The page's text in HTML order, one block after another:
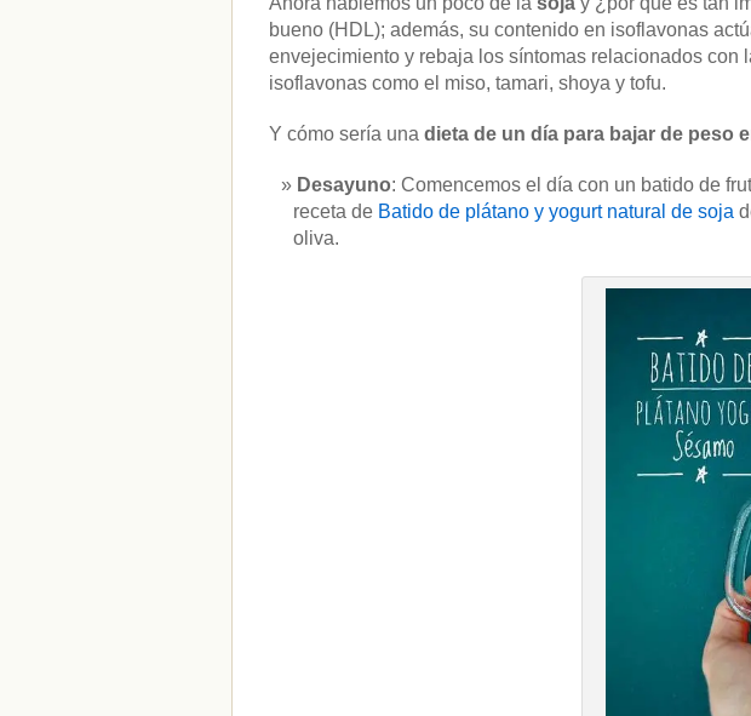
bueno (HDL); además, su contenido en isoflavonas
envejecimiento y rebaja los síntomas relacionados con
isoflavonas como el miso, tamari, shoya y tofu.
Y cómo sería una dieta de un día para bajar de peso
Desayuno: Comencemos el día con un batido de
receta de Batido de plátano y yogurt natural de soja
oliva.